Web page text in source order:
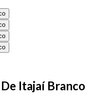
Itajaí Branco